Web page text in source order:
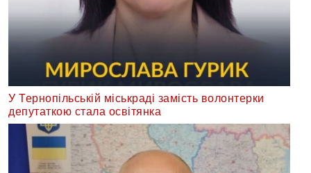
У Тернопільській міськраді замість волонтерки
депутаткою стала освітянка